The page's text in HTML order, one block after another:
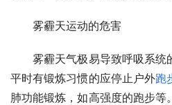
雾霾天运动的危害
雾霾天气极易导致呼吸系统
平时有锻炼习惯的应停止户外跑
肺功能锻炼，如高强度的跑步